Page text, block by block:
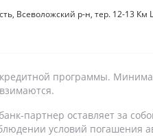
Всеволожский р-н, тер. 12-13 Км
кредитной программы.
партнер оставляет за
условий погашения